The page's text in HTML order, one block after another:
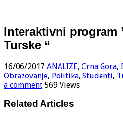
Interaktivni program
Turske “
16/06/2017 ANALIZE, Crna Gora,
Obrazovanje, Politika, Studenti,
a comment 569 Views
Related Articles